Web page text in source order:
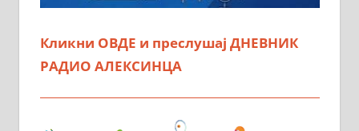
Кликни ОВДЕ и преслушај ДНЕВНИК
РАДИО АЛЕКСИНЦА